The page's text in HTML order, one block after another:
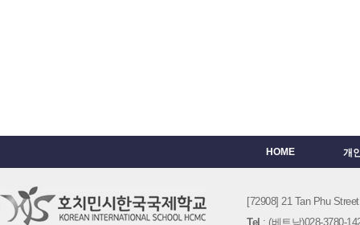
HOME 개
[72908] 21 Tan Phu
Tel : (베트남)028-3780-